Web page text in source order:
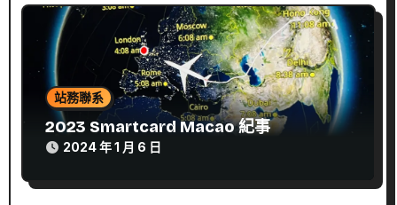
站務聯系
2023 Smartcard Macao 紀事
2024 年 1 月 6 日